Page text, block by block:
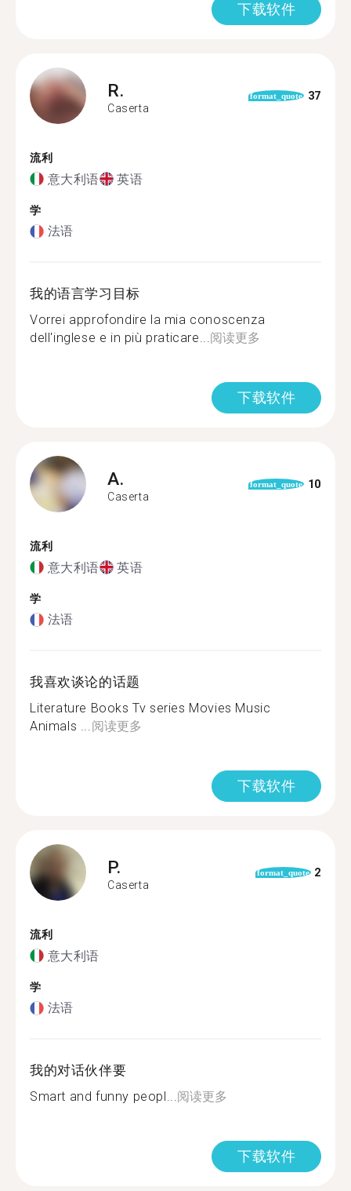
下载软件
R.
Caserta
format_quote 37
流利
意大利语 英语
学
法语
我的语言学习目标
Vorrei approfondire la mia conoscenza
dell'inglese e in più praticare...阅读更多
下载软件
A.
Caserta
format_quote 10
流利
意大利语 英语
学
法语
我喜欢谈论的话题
Literature Books Tv series Movies Music
Animals ...阅读更多
下载软件
P.
Caserta
format_quote 2
流利
意大利语
学
法语
我的对话伙伴要
Smart and funny peopl...阅读更多
下载软件